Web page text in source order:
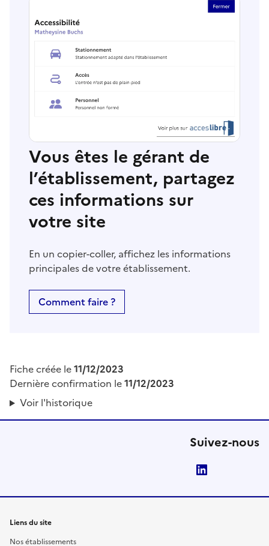
Vous êtes le gérant de
l’établissement, partagez
ces informations sur
votre site
En un copier-coller, affichez les informations
principales de votre établissement.
Comment faire ?
Fiche créée le11/12/2023
Dernière confirmation le11/12/2023
Voir l'historique
Suivez-nous
Liens du site
Nos établissements